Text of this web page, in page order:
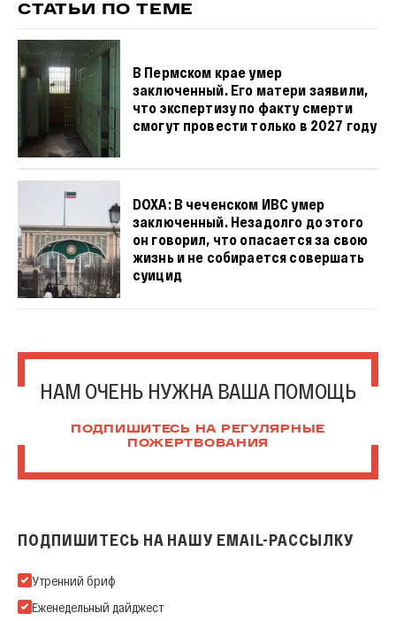
СТАТЬИ ПО ТЕМЕ
В Пермском крае умер
заключенный. Его матери заявили,
что экспертизу по факту смерти
смогут провести только в 2027 году
DOXA: В чеченском ИВС умер
заключенный. Незадолго до этого
он говорил, что опасается за свою
жизнь и не собирается совершать
суицид
НАМ ОЧЕНЬ НУЖНА ВАША ПОМОЩЬ
ПОДПИШИТЕСЬ НА РЕГУЛЯРНЫЕ
ПОЖЕРТВОВАНИЯ
ПОДПИШИТЕСЬ НА НАШУ EMAIL-РАССЫЛКУ
Подпишитесь на нашу Email-рассылку
Утренний бриф
Еженедельный дайджест